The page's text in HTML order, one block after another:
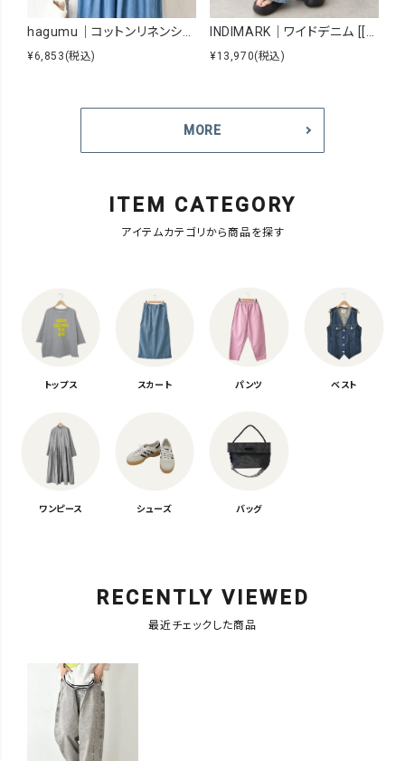
¥6,853 (税込) ¥13,970(税込)
MORE
ITEM CATEGORY
アイテムカテゴリから商品を探す
トップス スカート パンツ ベスト
ワンピース シューズ バッグ
RECENTLY VIEWED
最近チェックした商品